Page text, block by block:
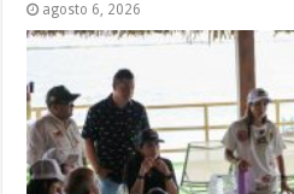
agosto 6, 2026